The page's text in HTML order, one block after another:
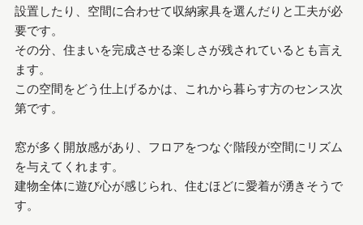
設置したり、空間に合わせて収納家具を選んだりと工夫が必
要です。
その分、住まいを完成させる楽しさが残されているとも言え
ます。
この空間をどう仕上げるかは、これから暮らす方のセンス次
第です。
窓が多く開放感があり、フロアをつなぐ階段が空間にリズム
を与えてくれます。
建物全体に遊び心が感じられ、住むほどに愛着が湧きそうで
す。